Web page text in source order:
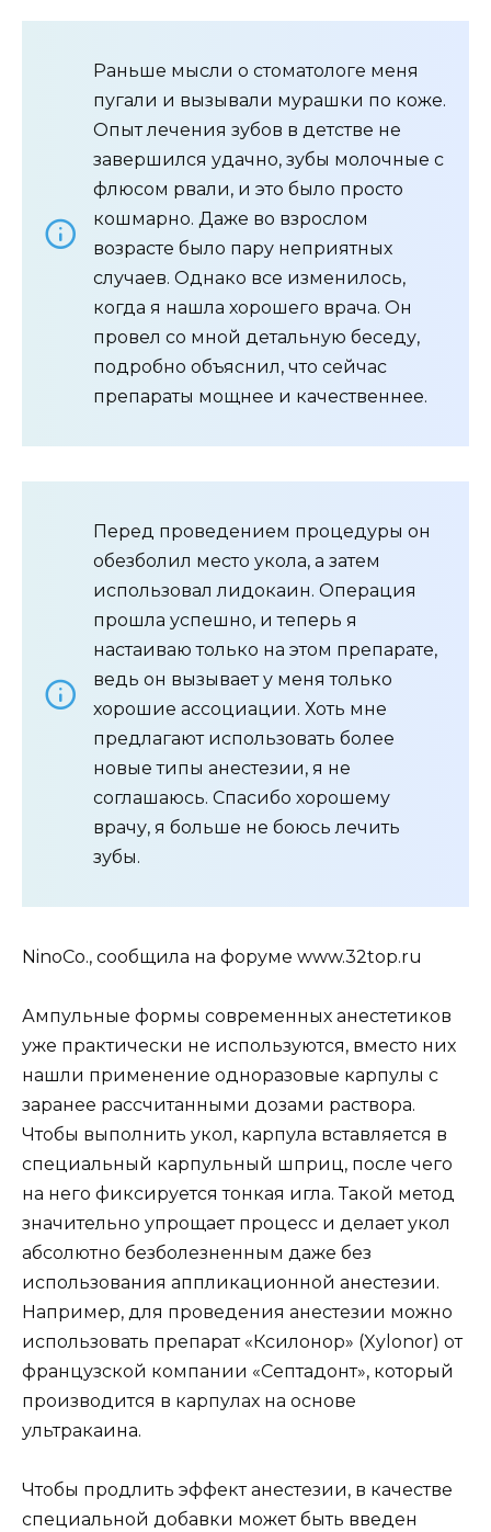
Раньше мысли о стоматологе меня
пугали и вызывали мурашки по коже.
Опыт лечения зубов в детстве не
завершился удачно, зубы молочные с
флюсом рвали, и это было просто
кошмарно. Даже во взрослом
возрасте было пару неприятных
случаев. Однако все изменилось,
когда я нашла хорошего врача. Он
провел со мной детальную беседу,
подробно объяснил, что сейчас
препараты мощнее и качественнее.
Перед проведением процедуры он
обезболил место укола, а затем
использовал лидокаин. Операция
прошла успешно, и теперь я
настаиваю только на этом препарате,
ведь он вызывает у меня только
хорошие ассоциации. Хоть мне
предлагают использовать более
новые типы анестезии, я не
соглашаюсь. Спасибо хорошему
врачу, я больше не боюсь лечить
зубы.
NinoCo., сообщила на форуме www.32top.ru
Ампульные формы современных анестетиков
уже практически не используются, вместо них
нашли применение одноразовые карпулы с
заранее рассчитанными дозами раствора.
Чтобы выполнить укол, карпула вставляется в
специальный карпульный шприц, после чего
на него фиксируется тонкая игла. Такой метод
значительно упрощает процесс и делает укол
абсолютно безболезненным даже без
использования аппликационной анестезии.
Например, для проведения анестезии можно
использовать препарат «Ксилонор» (Xylonor) от
французской компании «Септадонт», который
производится в карпулах на основе
ультракаина.
Чтобы продлить эффект анестезии, в качестве
специальной добавки может быть введен